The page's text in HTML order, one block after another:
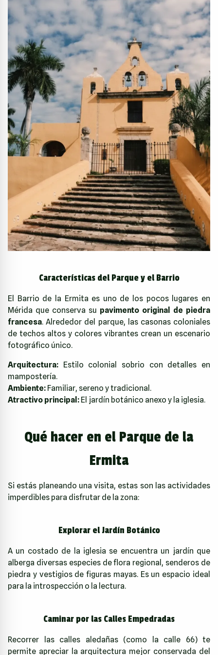
Características del Parque y el Barrio
El Barrio de la Ermita es uno de los pocos lugares en
Mérida que conserva su pavimento original de piedra
francesa. Alrededor del parque, las casonas coloniales
de techos altos y colores vibrantes crean un escenario
fotográfico único.
Arquitectura: Estilo colonial sobrio con detalles en
mampostería.
Ambiente: Familiar, sereno y tradicional.
Atractivo principal: El jardín botánico anexo y la iglesia.
Qué hacer en el Parque de la
Ermita
Si estás planeando una visita, estas son las actividades
imperdibles para disfrutar de la zona:
Explorar el Jardín Botánico
A un costado de la iglesia se encuentra un jardín que
alberga diversas especies de flora regional, senderos de
piedra y vestigios de figuras mayas. Es un espacio ideal
para la introspección o la lectura.
Caminar por las Calles Empedradas
Recorrer las calles aledañas (como la calle 66) te
permite apreciar la arquitectura mejor conservada del